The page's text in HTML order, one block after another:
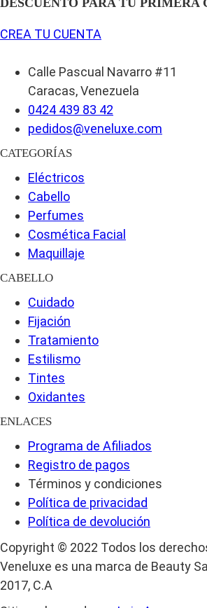
CREA TU CUENTA
Calle Pascual Navarro #11
Caracas, Venezuela
0424 439 83 42
pedidos@veneluxe.com
CATEGORÍAS
Eléctricos
Cabello
Perfumes
Cosmética Facial
Maquillaje
CABELLO
Cuidado
Fijación
Tratamiento
Estilismo
Tintes
Oxidantes
ENLACES
Programa de Afiliados
Registro de pagos
Términos y condiciones
Política de privacidad
Política de devolución
Copyright © 2022 Todos los
Veneluxe es una marca de Beauty
2017, C.A